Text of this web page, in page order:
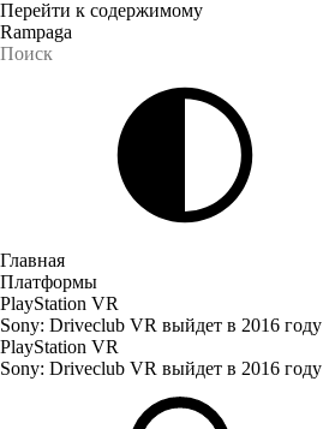
Перейти к содержимому
Rampaga
Главная
Платформы
PlayStation VR
Sony: Driveclub VR выйдет в 2016 году
PlayStation VR
Sony: Driveclub VR выйдет в 2016 году